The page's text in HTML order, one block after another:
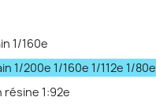
1/160e
1/200e 1/160e 1/112e 1/80e
1:92e